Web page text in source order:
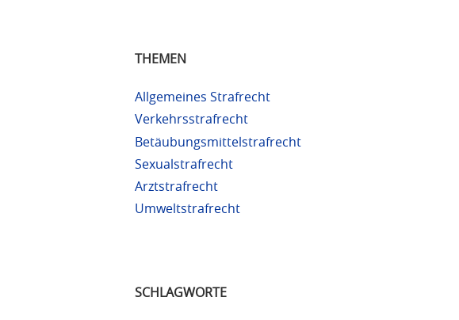
THEMEN
Allgemeines Strafrecht
Verkehrsstrafrecht
Betäubungsmittelstrafrecht
Sexualstrafrecht
Arztstrafrecht
Umweltstrafrecht
SCHLAGWORTE